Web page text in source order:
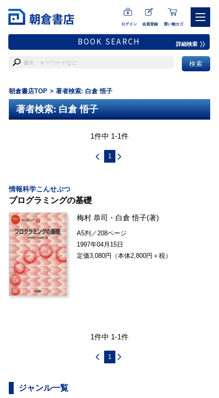
ログイン 会員登録 買い物カゴ
BOOK SEARCH 詳細検索
朝倉書店TOP 著者検索: 白倉 悟子
著者検索: 白倉 悟子
1件中 1-1件
1
情報科学こんせぷつ
プログラミングの基礎
梅村 恭司 ・ 白倉 悟子(著)
A5判／208ページ
1997年04月15日
定価3,080円（本体2,800円＋税）
1件中 1-1件
1
ジャンル一覧